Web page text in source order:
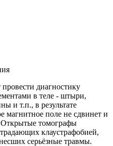
провести диагностику
в теле - штыри,
и т.п., в результате
магнитное поле не сдвинет и
Открытые томографы
клаустрафобией,
серьёзные травмы.